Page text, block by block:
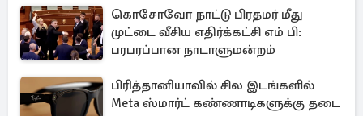
கொசோவோ நாட்டு பிரதமர் மீது
முட்டை வீசிய எதிர்க்கட்சி எம் பி:
பரபரப்பான நாடாளுமன்றம்
பிரித்தானியாவில் சில இடங்களில்
Meta ஸ்மார்ட் கண்ணாடிகளுக்கு தடை